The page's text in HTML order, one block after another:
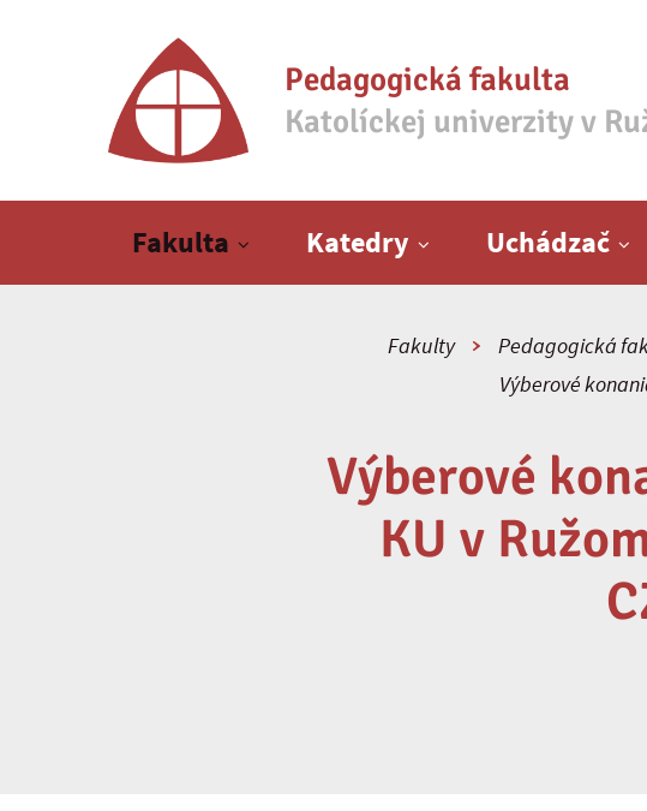
Pedagogická fakulta
Katolíckej univerzity v
Fakulta Katedry Uchádzač
Fakulty Pedagogická
Výberové
Výberové
KU v